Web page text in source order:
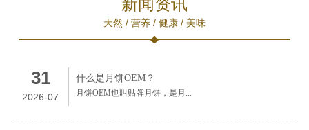
天然 / 营养 / 健康 / 美味
31
2026-07
什么是月饼OEM？
月饼OEM也叫贴牌月饼‌，是月...